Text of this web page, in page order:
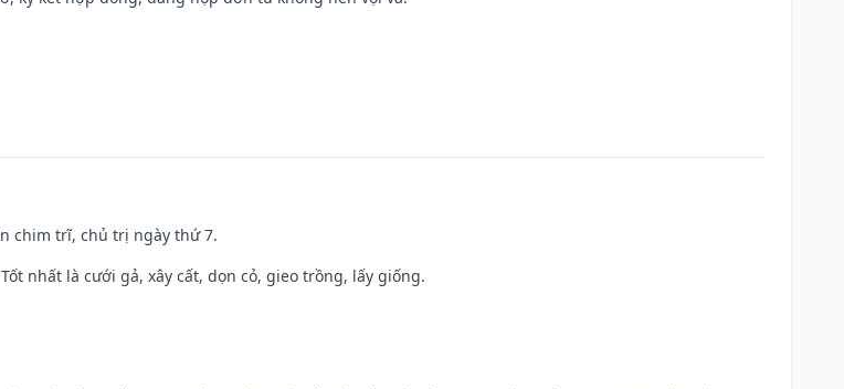
chim trĩ, chủ trị ngày thứ 7.
nhất là cưới gả, xây cất, dọn cỏ, gieo trồng, lấy giống.